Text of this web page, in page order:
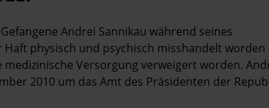
Andrei Sannikau während seines
physisch und psychisch misshandelt worden
Versorgung verweigert worden.
2010 um das Amt des Präsidenten der